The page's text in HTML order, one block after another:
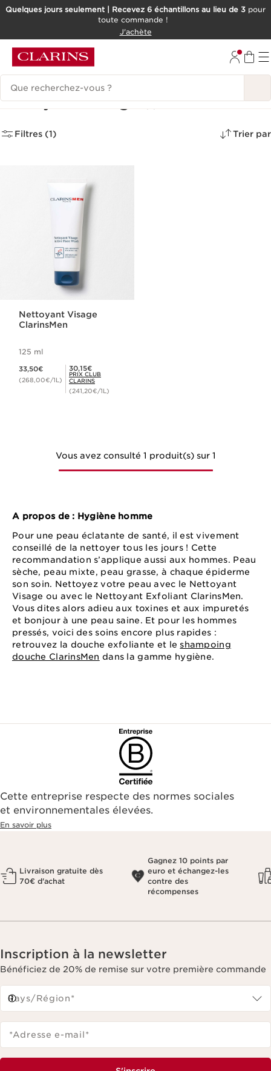
ALLER AU CONTENU
Quelques jours seulement | Recevez 6 échantillons au lieu de 3 pour
toute commande !
J'achète
Historique des recherches
Nettoyants visage (1)
Filtres (1) Trier par
Nettoyant Visage
ClarinsMen
125 ml
33,50€
(268,00€/1L)
Prix Club Clarins 30,15€
30,15€
PRIX CLUB
CLARINS
(241,20€/1L)
Vous avez consulté 1 produit(s) sur 1
A propos de : Hygiène homme
Pour une peau éclatante de santé, il est vivement
conseillé de la nettoyer tous les jours ! Cette
recommandation s’applique aussi aux hommes. Peau
sèche, peau mixte, peau grasse, à chaque épiderme
son soin. Nettoyez votre peau avec le Nettoyant
Visage ou avec le Nettoyant Exfoliant ClarinsMen.
Vous dites alors adieu aux toxines et aux impuretés
et bonjour à une peau saine. Et pour les hommes
pressés, voici des soins encore plus rapides :
retrouvez la douche exfoliante et le shampoing
douche ClarinsMen dans la gamme hygiène.
Cette entreprise respecte des normes sociales
et environnementales élevées.
En savoir plus
Livraison gratuite dès
70€ d'achat
Gagnez 10 points par
euro et échangez-les
contre des
récompenses
Inscription à la newsletter
Bénéficiez de 20% de remise sur votre première commande
Pays/Région*
*Adresse e-mail*